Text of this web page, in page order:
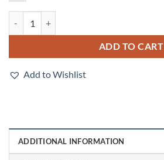
ADD TO CART
Add to Wishlist
ADDITIONAL INFORMATION